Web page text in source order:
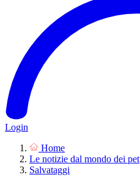
Login
Home
Le notizie dal mondo dei pet
Salvataggi